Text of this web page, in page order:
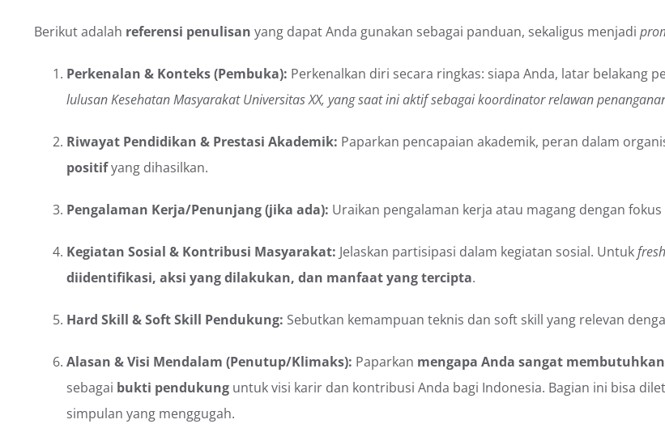
Berikut adalah referensi penulisan yang dapat Anda gunakan sebagai panduan, sekaligus menjadi
Perkenalan & Konteks (Pembuka): Perkenalkan diri secara ringkas: siapa Anda, latar belakang
lulusan Kesehatan Masyarakat Universitas XX, yang saat ini aktif sebagai koordinator relawan
Riwayat Pendidikan & Prestasi Akademik: Paparkan pencapaian akademik, peran dalam
positifyang dihasilkan.
Pengalaman Kerja/Penunjang (jika ada): Uraikan pengalaman kerja atau magang dengan fokus
Kegiatan Sosial & Kontribusi Masyarakat: Jelaskan partisipasi dalam kegiatan sosial. Untuk
diidentifikasi, aksi yang dilakukan, dan manfaat yang tercipta.
Hard Skill & Soft Skill Pendukung: Sebutkan kemampuan teknis dan soft skill yang relevan
Alasan & Visi Mendalam (Penutup/Klimaks): Paparkan mengapa Anda sangat membutuhkan
sebagai bukti pendukung untuk visi karir dan kontribusi Anda bagi Indonesia. Bagian ini bisa
simpulan yang menggugah.